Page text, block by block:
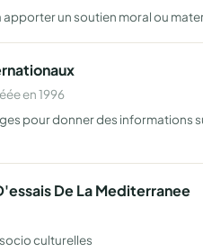
un soutien moral ou
en 1996
pour donner des
De La Mediterranee
culturelles